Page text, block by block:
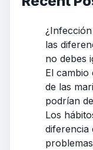
las
no debes
El cambio
de las
podrían
Los
diferencia